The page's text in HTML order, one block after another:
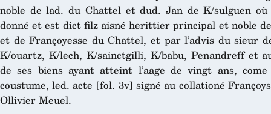
noble de lad. du Chattel et dud. Jan de K/sulguen
donné et est dict filz aisné herittier principal et noble
et de Françoyesse du Chattel, et par l’advis du sieur
K/ouartz, K/lech, K/sainctgilli, K/babu, Penandreff et
de ses biens ayant atteint l’aage de vingt ans,
coustume, led. acte [fol. 3v] signé au collationé
Ollivier Meuel.